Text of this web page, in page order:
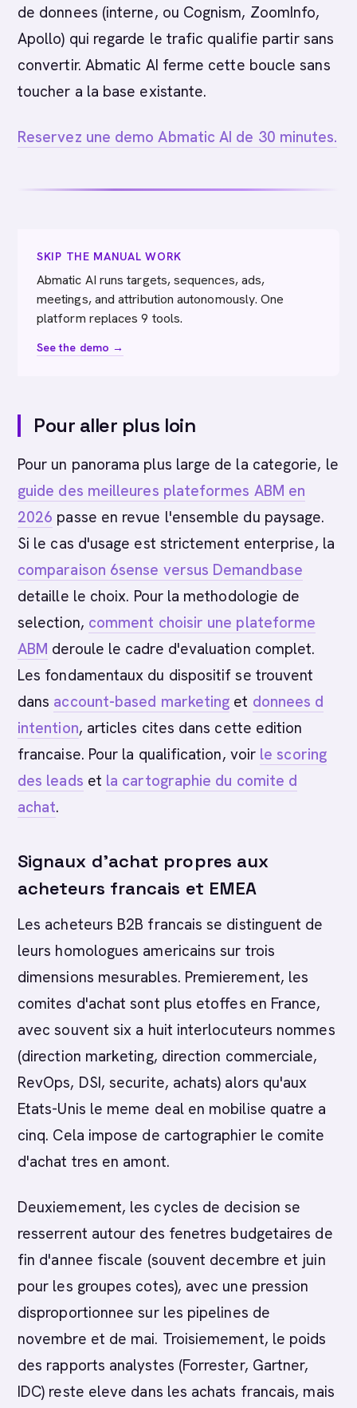
de donnees (interne, ou Cognism, ZoomInfo,
Apollo) qui regarde le trafic qualifie partir sans
convertir. Abmatic AI ferme cette boucle sans
toucher a la base existante.
Reservez une demo Abmatic AI de 30 minutes.
SKIP THE MANUAL WORK
Abmatic AI runs targets, sequences, ads,
meetings, and attribution autonomously. One
platform replaces 9 tools.
See the demo →
Pour aller plus loin
Pour un panorama plus large de la categorie, le
guide des meilleures plateformes ABM en
2026 passe en revue l'ensemble du paysage.
Si le cas d'usage est strictement enterprise, la
comparaison 6sense versus Demandbase
detaille le choix. Pour la methodologie de
selection, comment choisir une plateforme
ABM deroule le cadre d'evaluation complet.
Les fondamentaux du dispositif se trouvent
dans account-based marketing et donnees d
intention, articles cites dans cette edition
francaise. Pour la qualification, voir le scoring
des leads et la cartographie du comite d
achat.
Signaux d'achat propres aux
acheteurs francais et EMEA
Les acheteurs B2B francais se distinguent de
leurs homologues americains sur trois
dimensions mesurables. Premierement, les
comites d'achat sont plus etoffes en France,
avec souvent six a huit interlocuteurs nommes
(direction marketing, direction commerciale,
RevOps, DSI, securite, achats) alors qu'aux
Etats-Unis le meme deal en mobilise quatre a
cinq. Cela impose de cartographier le comite
d'achat tres en amont.
Deuxiemement, les cycles de decision se
resserrent autour des fenetres budgetaires de
fin d'annee fiscale (souvent decembre et juin
pour les groupes cotes), avec une pression
disproportionnee sur les pipelines de
novembre et de mai. Troisiemement, le poids
des rapports analystes (Forrester, Gartner,
IDC) reste eleve dans les achats francais, mais